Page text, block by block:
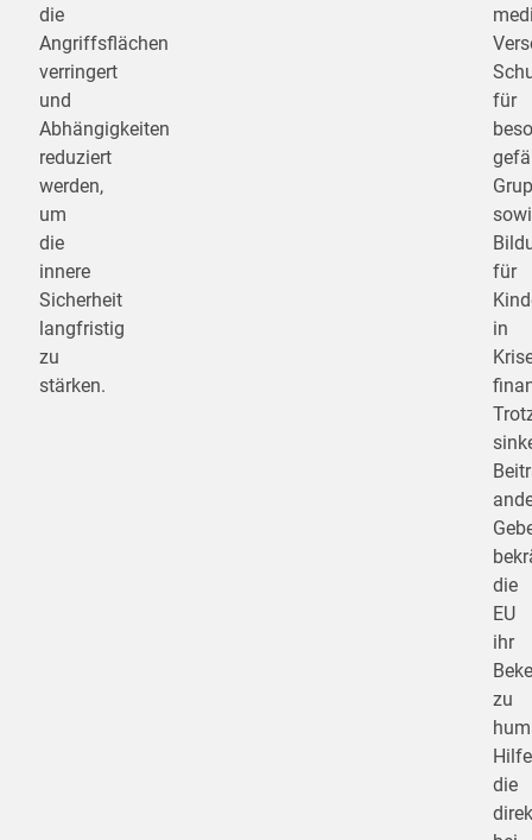
die
Angriffsflächen
verringert
und
Abhängigkeiten
reduziert
werden,
um
die
innere
Sicherheit
langfristig
zu
stärken.
für
für
in
die
EU
ihr
zu
die